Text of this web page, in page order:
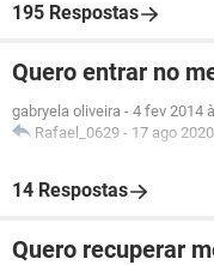
195 Respostas
Quero entrar no
gabryela oliveira - 4 fev 2014
Rafael_0629 - 17 ago
14 Respostas
Quero recuperar